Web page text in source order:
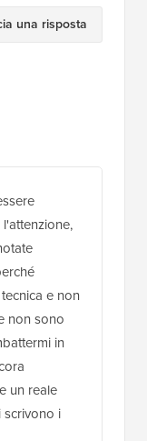
una risposta
e non
non sono
in
un reale
i